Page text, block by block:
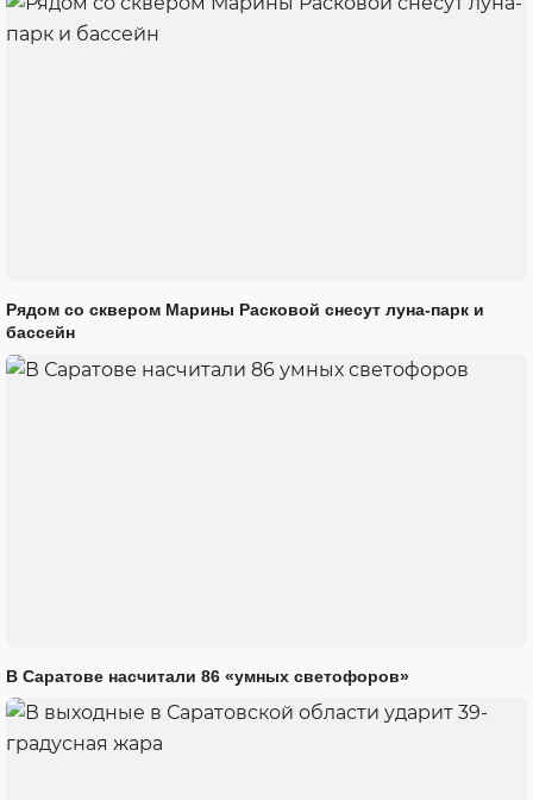
Рядом со сквером Марины Расковой снесут луна-парк и
бассейн
В Саратове насчитали 86 «умных светофоров»